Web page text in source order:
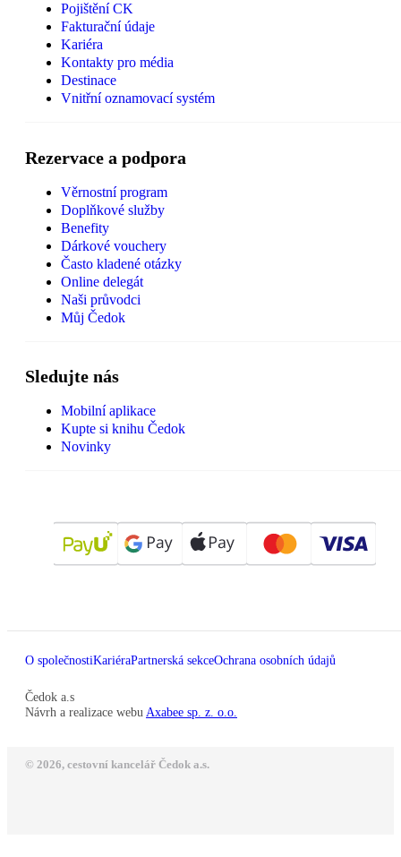
Pojištění CK
Fakturační údaje
Kariéra
Kontakty pro média
Destinace
Vnitřní oznamovací systém
Rezervace a podpora
Věrnostní program
Doplňkové služby
Benefity
Dárkové vouchery
Často kladené otázky
Online delegát
Naši průvodci
Můj Čedok
Sledujte nás
Mobilní aplikace
Kupte si knihu Čedok
Novinky
O společnostiKariéraPartnerská sekceOchrana osobních údajů
Čedok a.s
Návrh a realizace webu Axabee sp. z. o.o.
© 2026, cestovní kancelář Čedok a.s.